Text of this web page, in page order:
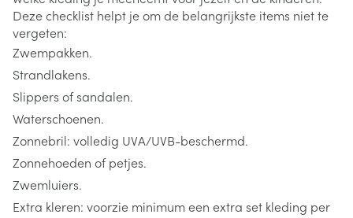
Deze checklist helpt je om de belangrijkste items niet te
vergeten:
Zwempakken.
Strandlakens.
Slippers of sandalen.
Waterschoenen.
Zonnebril: volledig UVA/UVB-beschermd.
Zonnehoeden of petjes.
Zwemluiers.
Extra kleren: voorzie minimum een extra set kleding per